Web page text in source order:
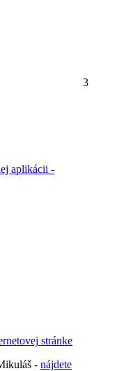
3
aplikácii -
stránke
- nájdete